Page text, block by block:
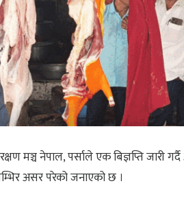
मञ्च नेपाल, पर्साले एक बिज्ञप्ति
असर परेको जनाएको छ ।